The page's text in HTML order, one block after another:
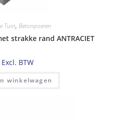
Tuin, Betonpoeren
strakke rand ANTRACIET
Excl. BTW
winkelwagen